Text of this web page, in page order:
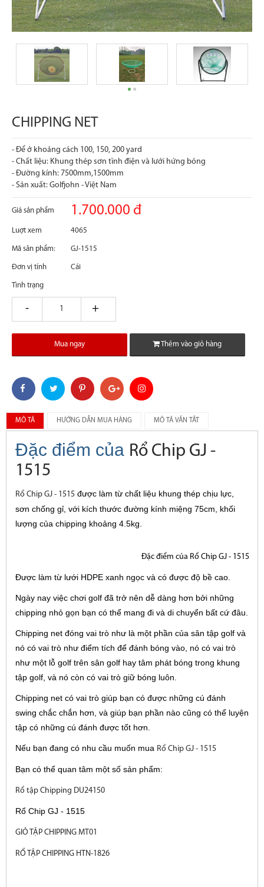
CHIPPING NET
- Để ở khoảng cách 100, 150, 200 yard
- Chất liệu: Khung thép sơn tĩnh điện và lưới hứng bóng
- Đường kính: 7500mm,1500mm
- Sản xuất: Golfjohn - Việt Nam
Giá sản phẩm 1.700.000 đ
Luợt xem 4065
Mã sản phẩm: GJ-1515
Đơn vị tính Cái
Tình trạng
giam tang
Mua ngay Thêm vào giỏ hàng
MÔ TẢ HƯỚNG DẪN MUA HÀNG MÔ TẢ VẮN TẮT
Đặc điểm của Rổ Chip GJ -
1515
Rổ Chip GJ - 1515 được làm từ chất liệu khung thép chịu lực,
sơn chống gỉ, với kích thước đường kính miệng 75cm, khối
lượng của chipping khoảng 4.5kg.
Đặc điểm của Rổ Chip GJ - 1515
Được làm từ lưới HDPE xanh ngọc và có được độ bề cao.
Ngày nay việc chơi golf đã trở nên dễ dàng hơn bởi những
chipping nhỏ gọn bạn có thể mang đi và di chuyển bất cứ đâu.
Chipping net đóng vai trò như là một phần của sân tập golf và
nó có vai trò như điểm tích để đánh bóng vào, nó có vai trò
như một lỗ golf trên sân golf hay tâm phát bóng trong khung
tập golf, và nó còn có vai trò giữ bóng luôn.
Chipping net có vai trò giúp bạn có được những cú đánh
swing chắc chắn hơn, và giúp bạn phần nào cũng có thể luyện
tập có những cú đánh được tốt hơn.
Nếu bạn đang có nhu cầu muốn mua Rổ Chip GJ - 1515
Bạn có thể quan tâm một số sản phẩm:
Rổ tập Chipping DU24150
Rổ Chip GJ - 1515
GIỎ TẬP CHIPPING MT01
RỔ TẬP CHIPPING HTN-1826